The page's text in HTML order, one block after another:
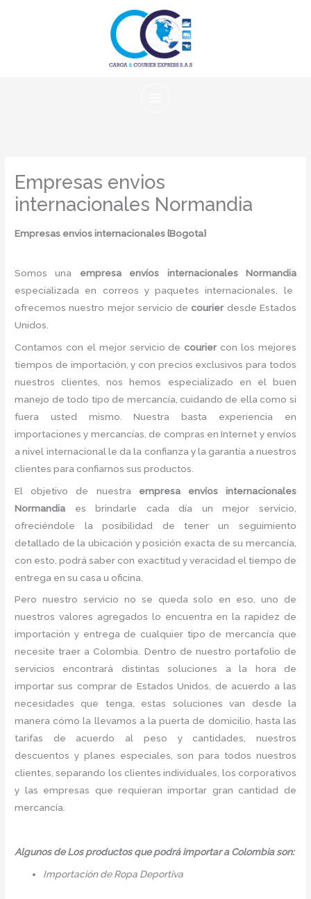
Empresas envios
internacionales Normandia
Empresas envios internacionales {Bogota}
Somos una empresa envíos internacionales Normandia
especializada en correos y paquetes internacionales, le
ofrecemos nuestro mejor servicio de courier desde Estados
Unidos.
Contamos con el mejor servicio de courier con los mejores
tiempos de importación, y con precios exclusivos para todos
nuestros clientes, nos hemos especializado en el buen
manejo de todo tipo de mercancía, cuidando de ella como si
fuera usted mismo. Nuestra basta experiencia en
importaciones y mercancías, de compras en Internet y envíos
a nivel internacional le da la confianza y la garantía a nuestros
clientes para confiarnos sus productos.
El objetivo de nuestra empresa envíos internacionales
Normandia es brindarle cada día un mejor servicio,
ofreciéndole la posibilidad de tener un seguimiento
detallado de la ubicación y posición exacta de su mercancía,
con esto, podrá saber con exactitud y veracidad el tiempo de
entrega en su casa u oficina.
Pero nuestro servicio no se queda solo en eso, uno de
nuestros valores agregados lo encuentra en la rapidez de
importación y entrega de cualquier tipo de mercancía que
necesite traer a Colombia. Dentro de nuestro portafolio de
servicios encontrará distintas soluciones a la hora de
importar sus comprar de Estados Unidos, de acuerdo a las
necesidades que tenga, estas soluciones van desde la
manera cómo la llevamos a la puerta de domicilio, hasta las
tarifas de acuerdo al peso y cantidades, nuestros
descuentos y planes especiales, son para todos nuestros
clientes, separando los clientes individuales, los corporativos
y las empresas que requieran importar gran cantidad de
mercancía.
Algunos de Los productos que podrá importar a Colombia son:
Importación de Ropa Deportiva